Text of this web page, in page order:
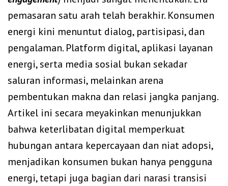
pemasaran satu arah telah berakhir. Konsumen
energi kini menuntut dialog, partisipasi, dan
pengalaman. Platform digital, aplikasi layanan
energi, serta media sosial bukan sekadar
saluran informasi, melainkan arena
pembentukan makna dan relasi jangka panjang.
Artikel ini secara meyakinkan menunjukkan
bahwa keterlibatan digital memperkuat
hubungan antara kepercayaan dan niat adopsi,
menjadikan konsumen bukan hanya pengguna
energi, tetapi juga bagian dari narasi transisi